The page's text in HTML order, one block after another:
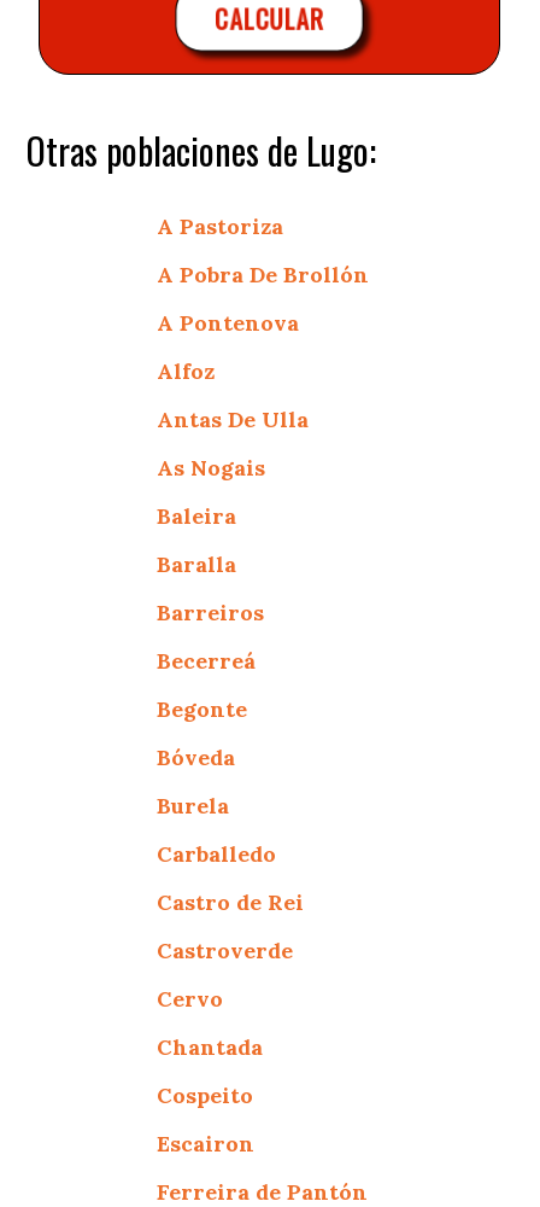
CALCULAR
Otras poblaciones de Lugo:
A Pastoriza
A Pobra De Brollón
A Pontenova
Alfoz
Antas De Ulla
As Nogais
Baleira
Baralla
Barreiros
Becerreá
Begonte
Bóveda
Burela
Carballedo
Castro de Rei
Castroverde
Cervo
Chantada
Cospeito
Escairon
Ferreira de Pantón